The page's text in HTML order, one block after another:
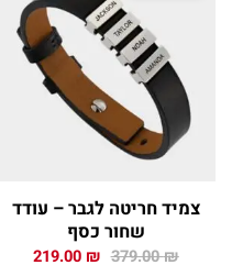
צמיד חריטה לגבר – עודד
שחור כסף
379.00₪ המחיר
219.00 ₪ המחיר